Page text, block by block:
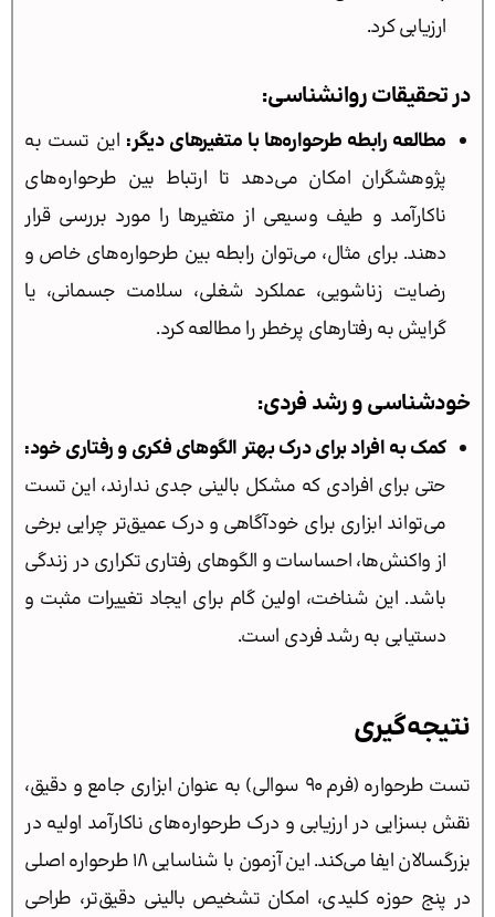
ارزیابی کرد.
در تحقیقات روانشناسی:
مطالعه رابطه طرحواره‌ها با متغیرهای دیگر: این تست به
پژوهشگران امکان می‌دهد تا ارتباط بین طرحواره‌های
ناکارآمد و طیف وسیعی از متغیرها را مورد بررسی قرار
دهند. برای مثال، می‌توان رابطه بین طرحواره‌های خاص و
رضایت زناشویی، عملکرد شغلی، سلامت جسمانی، یا
گرایش به رفتارهای پرخطر را مطالعه کرد.
خودشناسی و رشد فردی:
کمک به افراد برای درک بهتر الگوهای فکری و رفتاری خود:
حتی برای افرادی که مشکل بالینی جدی ندارند، این تست
می‌تواند ابزاری برای خودآگاهی و درک عمیق‌تر چرایی برخی
از واکنش‌ها، احساسات و الگوهای رفتاری تکراری در زندگی
باشد. این شناخت، اولین گام برای ایجاد تغییرات مثبت و
دستیابی به رشد فردی است.
نتیجه‌گیری
تست طرحواره (فرم 90 سوالی) به عنوان ابزاری جامع و دقیق،
نقش بسزایی در ارزیابی و درک طرحواره‌های ناکارآمد اولیه در
بزرگسالان ایفا می‌کند. این آزمون با شناسایی ۱۸ طرحواره اصلی
در پنج حوزه کلیدی، امکان تشخیص بالینی دقیق‌تر، طراحی